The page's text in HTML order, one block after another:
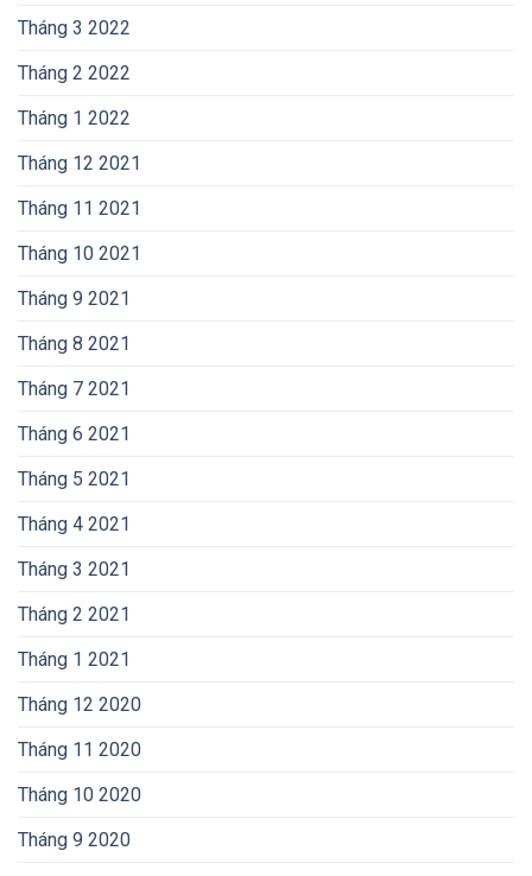
Tháng 3 2022
Tháng 2 2022
Tháng 1 2022
Tháng 12 2021
Tháng 11 2021
Tháng 10 2021
Tháng 9 2021
Tháng 8 2021
Tháng 7 2021
Tháng 6 2021
Tháng 5 2021
Tháng 4 2021
Tháng 3 2021
Tháng 2 2021
Tháng 1 2021
Tháng 12 2020
Tháng 11 2020
Tháng 10 2020
Tháng 9 2020